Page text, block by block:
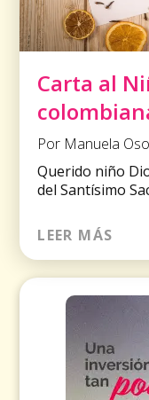
Carta al
Por Manuela
Querido niño
del Santísimo
LEER MÁS